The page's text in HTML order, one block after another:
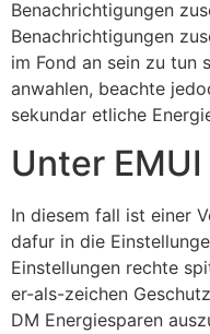
Benachrichtigungen
Benachrichtigungen
im Fond an sein zu tun
anwahlen, beachte
sekundar etliche
Unter
In diesem fall ist einer
dafur in die
Einstellungen rechte
er-als-zeichen
DM Energiesparen